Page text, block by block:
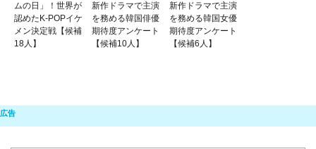
ムの日」！世界が
認めたK-POPイケ
メン決定戦【候補
18人】
新作ドラマで主演
を務める韓国俳優
期待度アンケート
【候補10人】
新作ドラマで主演
を務める韓国女優
期待度アンケート
【候補6人】